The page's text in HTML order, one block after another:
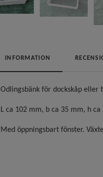
INFORMATION
Odlingsbänk för dockskåp eller
L ca 102 mm, b ca 35 mm, h ca
Med öppningsbart fönster.